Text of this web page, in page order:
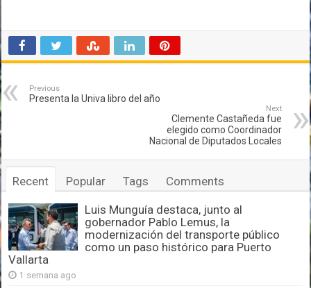
Previous
Presenta la Univa libro del año
Next
Clemente Castañeda fue
elegido como Coordinador
Nacional de Diputados Locales
Recent Popular Tags Comments
Luis Munguía destaca, junto al
gobernador Pablo Lemus, la
modernización del transporte público
como un paso histórico para Puerto
Vallarta
1 semana ago